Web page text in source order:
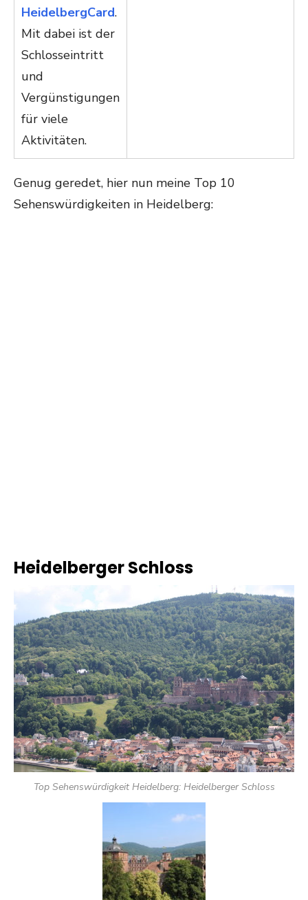
HeidelbergCard.
Mit dabei ist der
Schlosseintritt
und
Vergünstigungen
für viele
Aktivitäten.
Genug geredet, hier nun meine Top 10
Sehenswürdigkeiten in Heidelberg:
Heidelberger Schloss
Top Sehenswürdigkeit Heidelberg: Heidelberger Schloss